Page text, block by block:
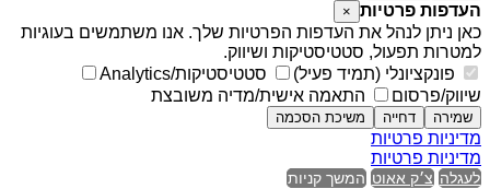
העדפות פרטיות ×
כאן ניתן לנהל את העדפות הפרטיות שלך. אנו משתמשים בעוגיות
למטרות תפעול, סטטיסטיקות ושיווק.
פונקציונלי (תמיד פעיל)
סטטיסטיקות/Analytics
שיווק/פרסום
התאמה אישית/מדיה משובצת
שמירה דחייה משיכת הסכמה
מדיניות פרטיות
מדיניות פרטיות
לעגלה צ׳ק אאוט המשך קניות